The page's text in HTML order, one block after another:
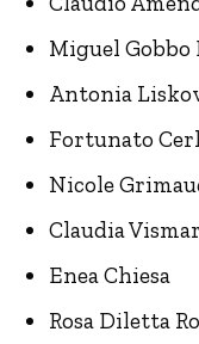
Miguel Gobbo
Antonia
Fortunato
Nicole
Claudia
Enea Chiesa
Rosa Diletta